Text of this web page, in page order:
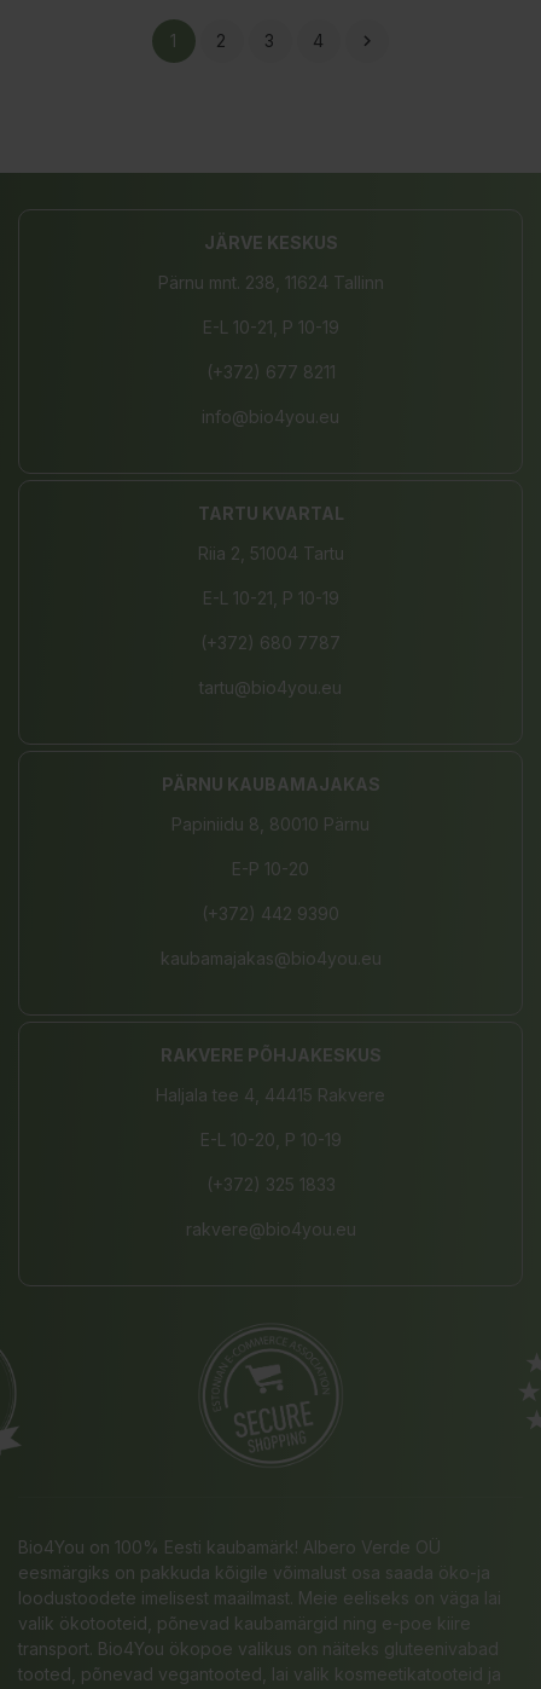
1 2 3 4 
JÄRVE KESKUS
Pärnu mnt. 238, 11624 Tallinn
E-L 10-21, P 10-19
(+372) 677 8211
info@bio4you.eu
TARTU KVARTAL
Riia 2, 51004 Tartu
E-L 10-21, P 10-19
(+372) 680 7787
tartu@bio4you.eu
PÄRNU KAUBAMAJAKAS
Papiniidu 8, 80010 Pärnu
E-P 10-20
(+372) 442 9390
kaubamajakas@bio4you.eu
RAKVERE PÕHJAKESKUS
Haljala tee 4, 44415 Rakvere
E-L 10-20, P 10-19
(+372) 325 1833
rakvere@bio4you.eu
Bio4You on 100% Eesti kaubamärk! Albero Verde OÜ
eesmärgiks on pakkuda kõigile võimalust osa saada öko-ja
loodustoodete imelisest maailmast. Meie eeliseks on väga lai
valik ökotooteid, põnevad kaubamärgid ning e-poe kiire
transport. Bio4You ökopoe valikus on näiteks gluteenivabad
tooted, põnevad vegantooted, lai valik kosmeetikatooteid ja